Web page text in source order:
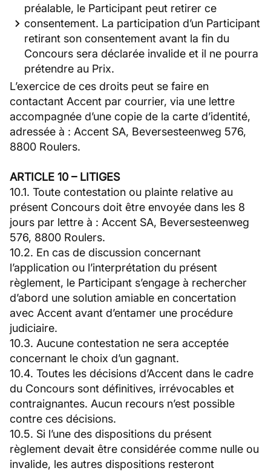
préalable, le Participant peut retirer ce
consentement. La participation d’un Participant
retirant son consentement avant la fin du
Concours sera déclarée invalide et il ne pourra
prétendre au Prix.
L’exercice de ces droits peut se faire en
contactant Accent par courrier, via une lettre
accompagnée d’une copie de la carte d’identité,
adressée à : Accent SA, Beversesteenweg 576,
8800 Roulers.
ARTICLE 10 – LITIGES
10.1. Toute contestation ou plainte relative au
présent Concours doit être envoyée dans les 8
jours par lettre à : Accent SA, Beversesteenweg
576, 8800 Roulers.
10.2. En cas de discussion concernant
l’application ou l’interprétation du présent
règlement, le Participant s’engage à rechercher
d’abord une solution amiable en concertation
avec Accent avant d’entamer une procédure
judiciaire.
10.3. Aucune contestation ne sera acceptée
concernant le choix d’un gagnant.
10.4. Toutes les décisions d’Accent dans le cadre
du Concours sont définitives, irrévocables et
contraignantes. Aucun recours n’est possible
contre ces décisions.
10.5. Si l’une des dispositions du présent
règlement devait être considérée comme nulle ou
invalide, les autres dispositions resteront